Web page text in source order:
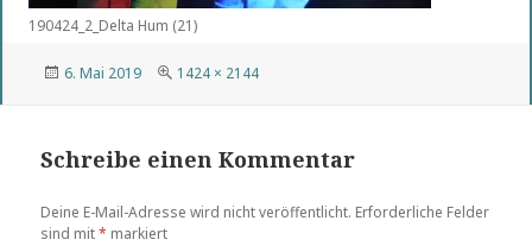
190424_2_Delta Hum (21)
Veröffentlicht
6. Mai 2019
Volle
1424 × 2144
Schreibe einen Kommentar
Deine E-Mail-Adresse wird nicht veröffentlicht. Erforderliche Felder
sind mit* markiert